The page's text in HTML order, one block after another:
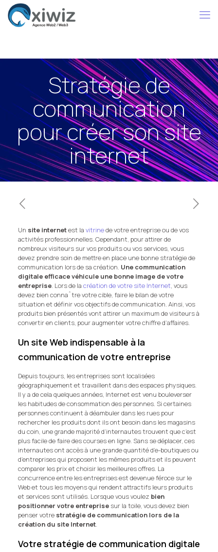
Stratégie de
communication
pour créer son site
internet
Un site internetest la vitrinede votre entreprise ou de vos
activités professionnelles. Cependant, pour attirer de
nombreux visiteurs sur vos produits ou vos services, vous
devez prendre soin de mettre en place une bonne stratégie de
communication lors de sa création. Une communication
digitale efficace véhicule une bonne image de votre
entreprise. Lors de la création de votre site Internet, vous
devez bien connaˆtre votre cible, faire le bilan de votre
situation et définir vos objectifs de communication. Ainsi, vos
produits bien présentés vont attirer un maximum de visiteurs à
convertir en clients, pour augmenter votre chiffre d’affaires.
Un site Web indispensable à la
communication de votre entreprise
Depuis toujours, les entreprises sont localisées
géographiquement et travaillent dans des espaces physiques.
Il y a de cela quelques années, Internet est venu bouleverser
les habitudes de consommation des personnes. Si certaines
personnes continuent à déambuler dans les rues pour
rechercher les produits dont ils ont besoin dans les magasins
du coin, une grande majorité d’internautes trouvent que c’est
plus facile de faire des courses en ligne. Sans se déplacer, ces
internautes ont accès à une grande quantité d’e-boutiques ou
d’entreprises qui proposent les mêmes produits et ils peuvent
comparer les prix et choisir les meilleures offres. La
concurrence entre les entreprises est devenue féroce sur le
Web et tous les moyens qui rendent attractifs leurs produits
et services sont utilisés. Lorsque vous voulez bien
positionner votre entreprisesur la toile, vous devez bien
penser votre stratégie de communication lors de la
création du site Internet.
Votre stratégie de communication digitale